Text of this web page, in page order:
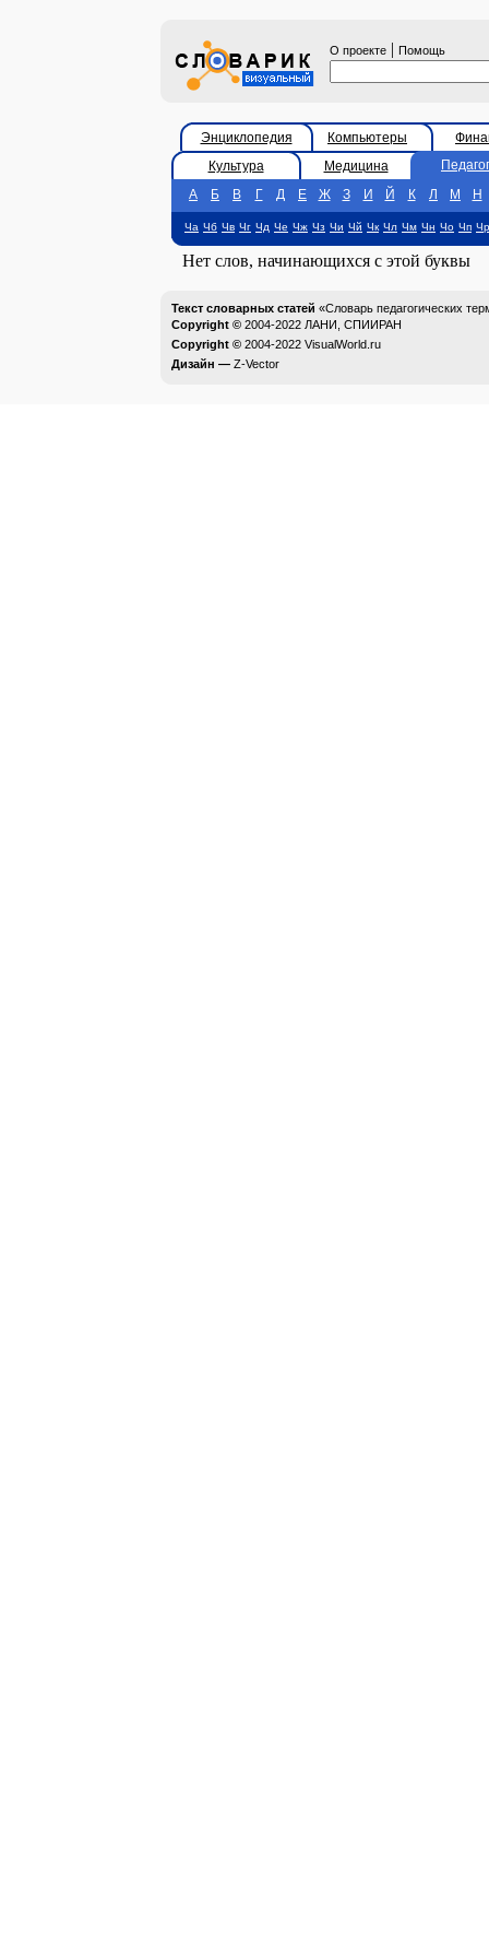
О проекте | Помощь
Энциклопедия Компьютеры
Культура
Медицина
А
Б В Г Д Е Ж З И Й К Л М Н
Ча Чб Чв Чг Чд Че Чж Чз Чи Чй Чк Чл Чм Чн Чо Чп Чр
Нет слов, начинающихся с этой буквы
Текст словарных статей «Словарь педагогических
Copyright © 2004-2022 ЛАНИ, СПИИРАН
Copyright © 2004-2022 VisualWorld.ru
Дизайн — Z-Vector